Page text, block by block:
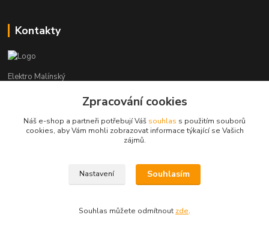
Kontakty
Elektro Malínský
+420 608 255 160
(Po-Čt - 8:30-16:00, Pá - 8:30-14:00)
Zpracování cookies
Náš e-shop a partneři potřebují Váš souhlas s použitím souborů
cookies, aby Vám mohli zobrazovat informace týkající se Vašich
zájmů.
Nastavení Souhlasím
Souhlas můžete odmítnout zde.